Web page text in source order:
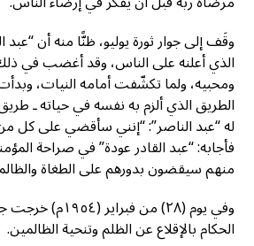
وقَف إلى جوار ثورة يوليو، ظنًّا منه أن
الذي أعلنه على الناس، وقد أغضب في
ومحبيه، ولما تكشّفت أمامه النيات،
الطريق الذي ألزم به نفسه في حياته ـ
له “عبد الناصر”: “إنني سأقضي على كل
فأجابه: “عبد القادر عودة” في صراحة
منهم سيقضون بدورهم على الطغاة
وفي يوم (٢٨) من
الحكام بالإقلاع عن الظلم وتنحية الظالمين.